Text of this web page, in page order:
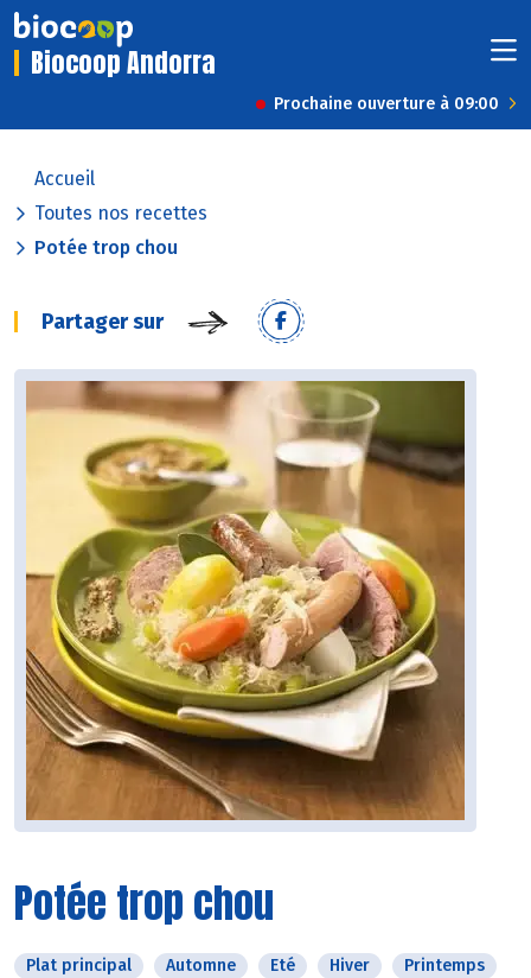
Biocoop Andorra
Prochaine ouverture à 09:00
Accueil
Toutes nos recettes
Potée trop chou
Partager sur
Potée trop chou
Plat principal Automne Eté Hiver Printemps